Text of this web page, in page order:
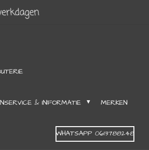
& INFORMATIE MERKEN
WHATSAPP 0613788248